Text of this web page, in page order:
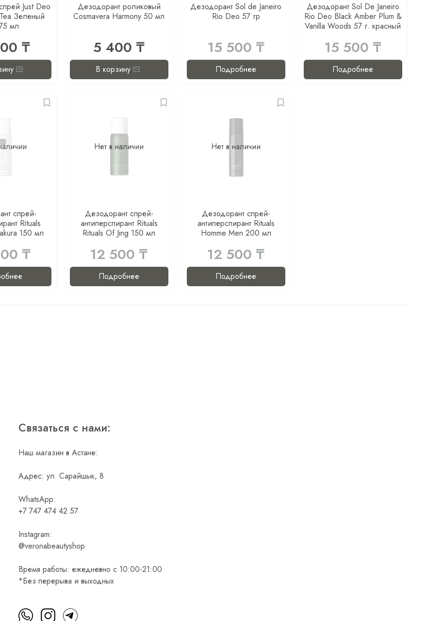
Just Deo
Зеленый
мл
₸
Дезодорант роликовый
Cosmavera Harmony 50 мл
5 400 ₸
В корзину
Дезодорант Sol de Janeiro
Rio Deo 57 гр
15 500 ₸
Подробнее
Дезодорант Sol De Janeiro
Rio Deo Black Amber Plum &
Vanilla Woods 57 г. красный
15 500 ₸
Подробнее
спрей-
Rituals
150 мл
₸
Нет в наличии
Дезодорант спрей-
антиперспирант Rituals
Rituals Of Jing 150 мл
12 500 ₸
Подробнее
Нет в наличии
Дезодорант спрей-
антиперспирант Rituals
Homme Men 200 мл
12 500 ₸
Подробнее
Связаться с нами:
Наш магазин в Астане:
Адрес: ул. Сарайшык, 8
WhatsApp:
+7 747 474 42 57
Instagram:
@veronabeautyshop
Время работы: ежедневно с 10:00-21:00
*Без перерыва и выходных